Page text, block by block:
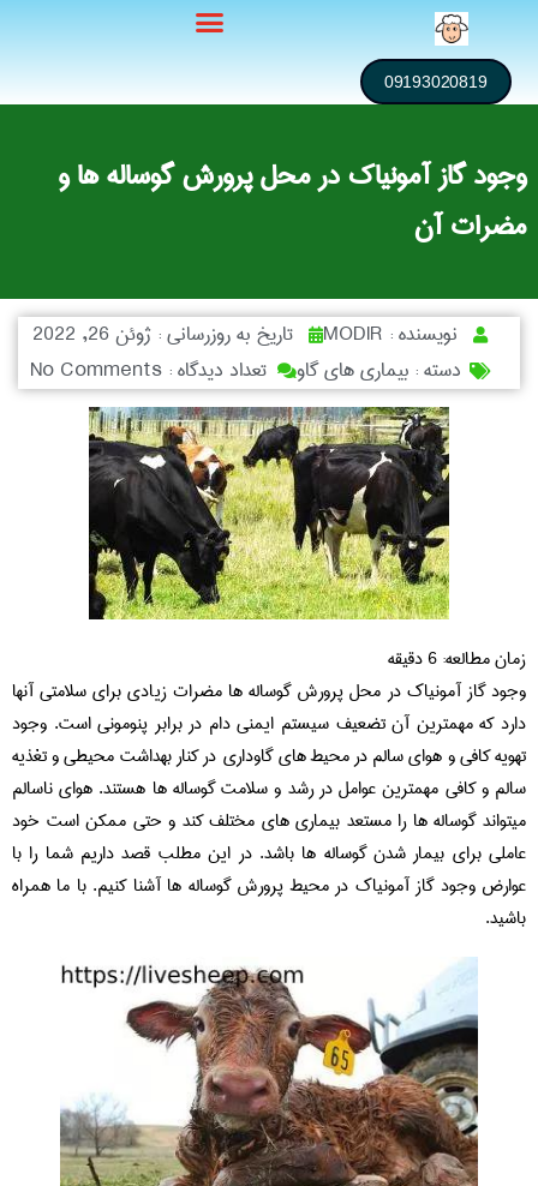
09193020819
وجود گاز آمونیاک در محل پرورش گوساله ها و
مضرات آن
نویسنده : تاریخ به روزرسانی : ژوئن 26, 2022
دسته :بیماری های گاو تعداد دیدگاه :No Comments
زمان مطالعه:6دقیقه
وجود گاز آمونیاک در محل پرورش گوساله ها مضرات زیادی برای سلامتی آنها
دارد که مهمترین آن تضعیف سیستم ایمنی دام در برابر پنومونی است. وجود
تهویه کافی و هوای سالم در محیط های گاوداری در کنار بهداشت محیطی و تغذیه
سالم و کافی مهمترین عوامل در رشد و سلامت گوساله ها هستند. هوای ناسالم
میتواند گوساله ها را مستعد بیماری های مختلف کند و حتی ممکن است خود
عاملی برای بیمار شدن گوساله ها باشد. در این مطلب قصد داریم شما را با
عوارض وجود گاز آمونیاک در محیط پرورش گوساله ها آشنا کنیم. با ما همراه
باشید.